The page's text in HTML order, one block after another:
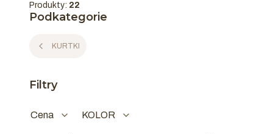
Produkty: 22
Podkategorie
KURTKI
Filtry
Cena KOLOR